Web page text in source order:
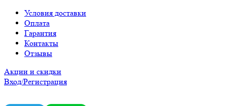
Условия доставки
Оплата
Гарантия
Контакты
Отзывы
Акции и скидки
Вход/Регистрация